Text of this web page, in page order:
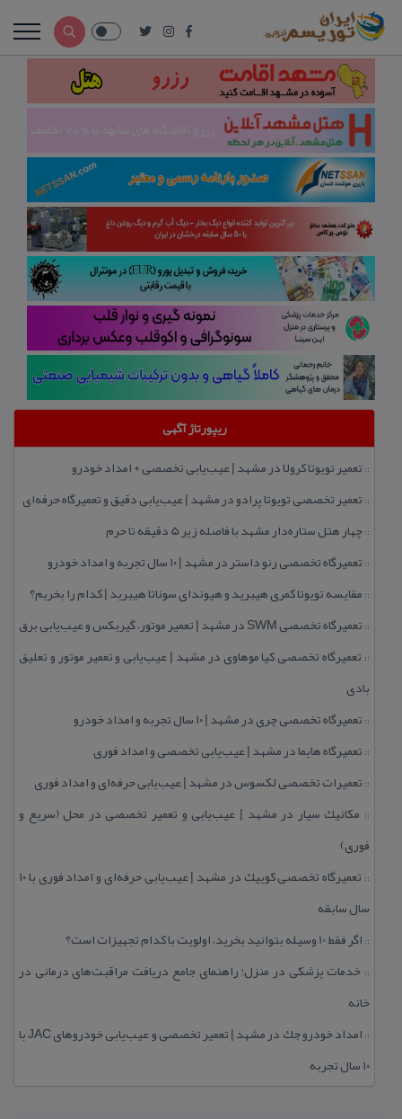
ریپورتاژ آگهی
:: تعمیر تویوتا كرولا در مشهد | عیب‌یابی تخصصی + امداد خودرو
:: تعمیر تخصصی تویوتا پرادو در مشهد | عیب‌یابی دقیق و تعمیرگاه حرفه‌ای
::چهار هتل‌ ستاره‌دار مشهد با فاصله زیر 5 دقیقه تا حرم
:: تعمیرگاه تخصصی رنو داستر در مشهد | ۱۰ سال تجربه و امداد خودرو
:: مقایسه تویوتا كمری هیبرید و هیوندای سوناتا هیبرید | كدام را بخریم؟
:: تعمیرگاه تخصصی SWM در مشهد | تعمیر موتور، گیربكس و عیب‌یابی برق
:: تعمیرگاه تخصصی كیا موهاوی در مشهد | عیب‌یابی و تعمیر موتور و تعلیق
بادی
:: تعمیرگاه تخصصی چری در مشهد | ۱۰ سال تجربه و امداد خودرو
:: تعمیرگاه هایما در مشهد | عیب‌یابی تخصصی و امداد فوری
:: تعمیرات تخصصی لكسوس در مشهد | عیب‌یابی حرفه‌ای و امداد فوری
:: مكانیك سیار در مشهد | عیب‌یابی و تعمیر تخصصی در محل (سریع و
فوری)
::
تعمیرگاه تخصصی كوییك در مشهد | عیب‌یابی حرفه‌ای و امداد فوری با ۱۰
سال سابقه
:: اگر فقط 10 وسیله بتوانید بخرید، اولویت با كدام تجهیزات است؟
:: خدمات پزشكی در منزل؛ راهنمای جامع دریافت مراقبت‌های درمانی در
خانه
::
امداد خودرو جك در مشهد | تعمیر تخصصی و عیب‌یابی خودروهای JAC با
۱۰ سال تجربه